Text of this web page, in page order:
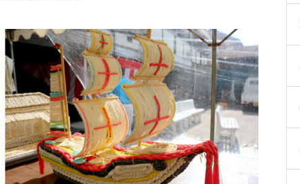
【NEW OPEN】トータルビュー
ティサロンMilimili